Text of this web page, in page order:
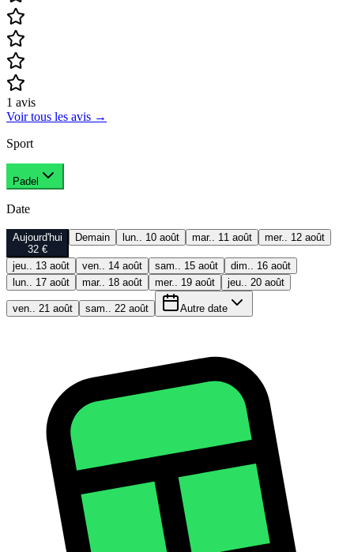
1 avis
Voir tous les avis →
Sport
Padel
Date
Aujourd'hui
32 €
Demain lun.. 10 août mar.. 11 août mer.. 12 août
jeu.. 13 août ven.. 14 août sam.. 15 août
dim.. 16 août
lun.. 17 août
mar.. 18 août mer.. 19 août jeu.. 20 août
ven.. 21 août sam.. 22 août Autre date